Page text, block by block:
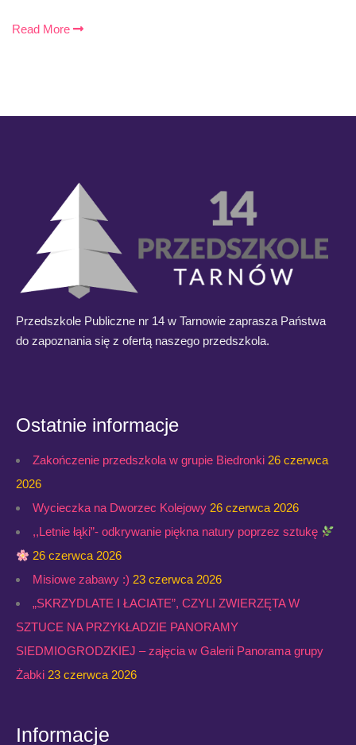
Read More
Przedszkole Publiczne nr 14 w Tarnowie zaprasza Państwa
do zapoznania się z ofertą naszego przedszkola.
Ostatnie informacje
Zakończenie przedszkola w grupie Biedronki 26 czerwca
2026
Wycieczka na Dworzec Kolejowy 26 czerwca 2026
,,Letnie łąki”- odkrywanie piękna natury poprzez sztukę
26 czerwca 2026
Misiowe zabawy :) 23 czerwca 2026
„SKRZYDLATE I ŁACIATE”, CZYLI ZWIERZĘTA W
SZTUCE NA PRZYKŁADZIE PANORAMY
SIEDMIOGRODZKIEJ – zajęcia w Galerii Panorama grupy
Żabki 23 czerwca 2026
Informacje